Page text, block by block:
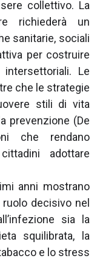
collettivo. La
richiederà un
sanitarie, sociali
per costruire
Le
che le strategie
stili di vita
prevenzione (De
che rendano
adottare
anni mostrano
decisivo nel
sia la
squilibrata, la
e lo stress